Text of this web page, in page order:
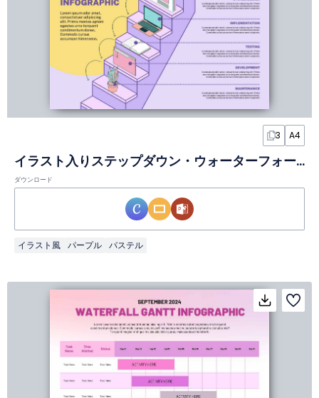
3 A4
イラスト入りステップダウン・ウォーターフォールインフォグラフィック
ダウンロード
イラスト風 パープル パステル